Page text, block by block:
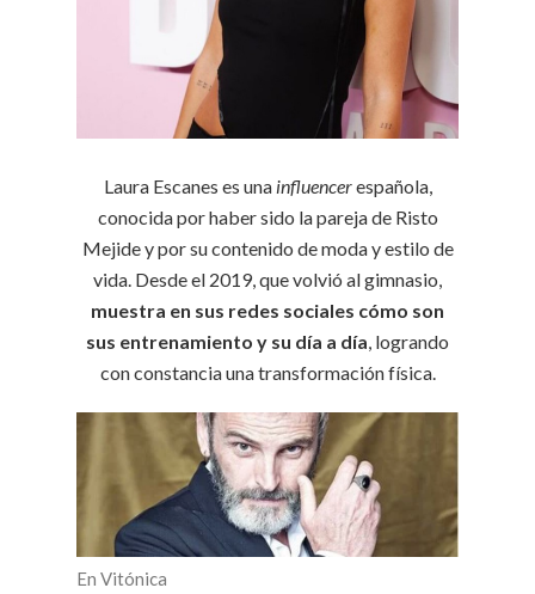
Laura Escanes es una influencerespañola,
conocida por haber sido la pareja de Risto
Mejide y por su contenido de moda y estilo de
vida. Desde el 2019, que volvió al gimnasio,
muestra en sus redes sociales cómo son
sus entrenamiento y su día a día , logrando
con constancia una transformación física.
En Vitónica